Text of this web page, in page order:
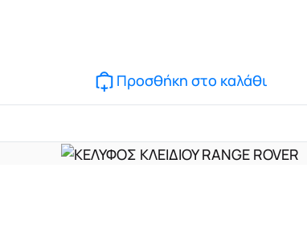
Προσθήκη στο καλάθι